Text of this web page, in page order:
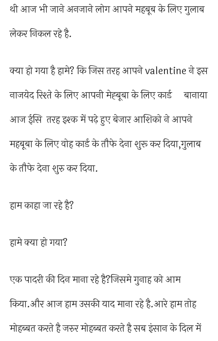
थी आज भी जाने अनजाने लोग आपने महबूब के लिए गुलाब
लेकर निकल रहे है.
क्या हो गया है हामे? कि जिस तरह आपने valentine ने इस
नाजयेद रिश्ते के लिए आपनी मेह्बूबा के लिए कार्ड बानाया
आज ईसि तरह इश्क में पढ़े हुए बेजार आशिको ने आपने
महबूबा के लिए वोह कार्ड के तौफे देना शुरू कर दिया,गुलाब
के तौफे देना शुरु कर दिया.
हाम काहा जा रहे है?
हामे क्या हो गया?
एक पादरी की दिन माना रहे है?जिसमे गुनाह को आम
किया.और आज हाम उसकी याद माना रहे है.आरे हाम तोह
मोहब्बत करते है जरुर मोहब्बत करते है सब इंसान के दिल में